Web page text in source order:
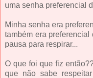
uma senha preferencial
Minha senha era
também era preferencial
pausa para respirar...
O que foi que fiz
que não sabe